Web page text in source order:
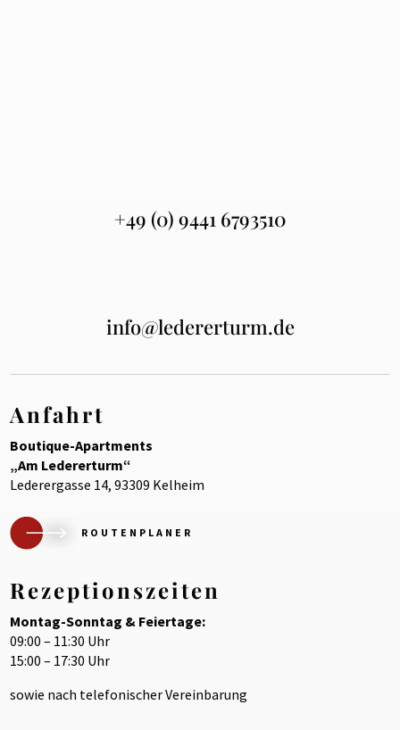
+49 (0) 9441 6793510
info@ledererturm.de
Anfahrt
Boutique-Apartments
„Am Ledererturm“
Lederergasse 14, 93309 Kelheim
ROUTENPLANER
Rezeptionszeiten
Montag-Sonntag & Feiertage:
09:00 – 11:30 Uhr
15:00 – 17:30 Uhr
sowie nach telefonischer Vereinbarung